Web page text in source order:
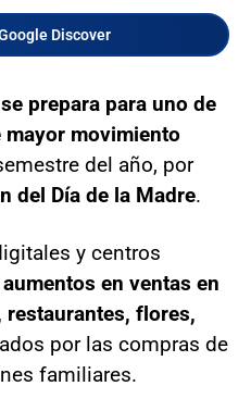
Discover
prepara para uno de
mayor movimiento
del año, por
del Día de la Madre.
y centros
en ventas en
flores,
por las compras de
familiares.